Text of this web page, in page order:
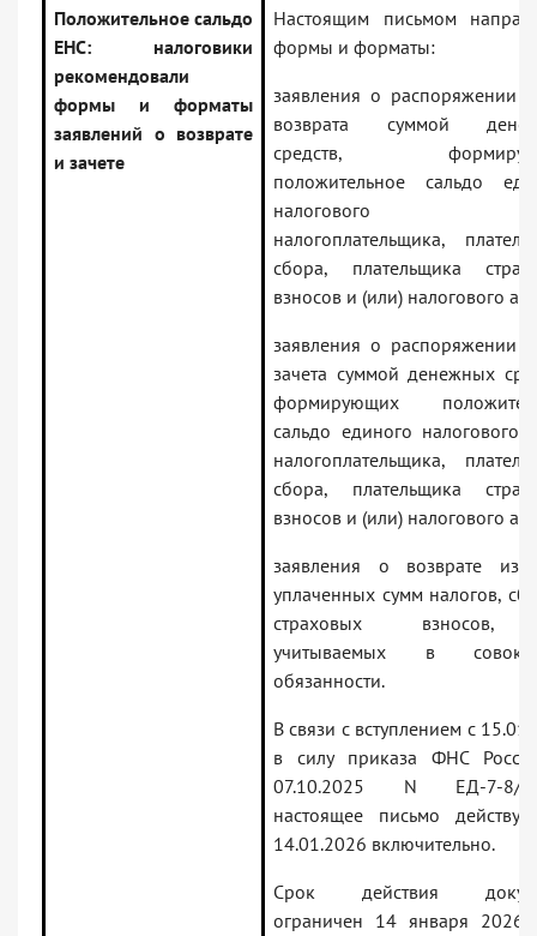
Положительное сальдо
ЕНС: налоговики
рекомендовали
формы и форматы
заявлений о возврате
и зачете
Настоящим письмом
формы и форматы:
заявления о распоряжении
возврата суммой
средств,
положительное сальдо
налогового
налогоплательщика,
сбора, плательщика
взносов и (или) налогового
заявления о распоряжении
зачета суммой денежных
формирующих
сальдо единого налогового
налогоплательщика,
сбора, плательщика
взносов и (или) налогового
заявления о возврате
уплаченных сумм налогов,
страховых
учитываемых в
обязанности.
В связи с вступлением с
в силу приказа ФНС
07.10.2025 N ЕД-7-8/
настоящее письмо
14.01.2026 включительно.
Срок действия
ограничен 14 января 2026